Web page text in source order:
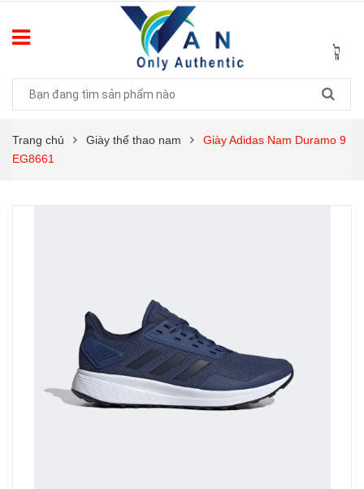
Trang chủ Giày thể thao nam
Giày Adidas Nam Duramo 9
EG8661